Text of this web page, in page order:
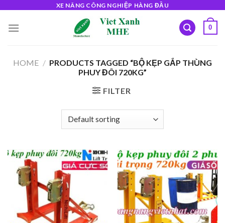
content
XE NÂNG CÔNG NGHIỆP HÀNG ĐẦU
0
HOME / PRODUCTS TAGGED “BỘ KẸP GẮP THÙNG
PHUY ĐÔI 720KG”
FILTER